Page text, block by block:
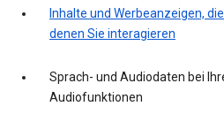
Inhalte und Werbeanzeigen,
denen Sie interagieren
Sprach- und Audiodaten bei
Audiofunktionen